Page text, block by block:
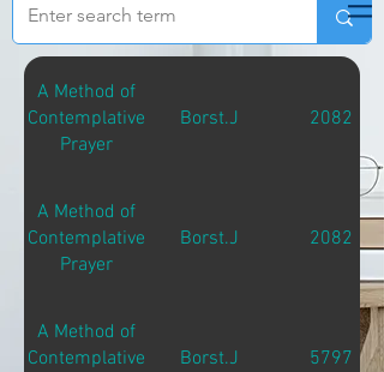
A Method of
Contemplative
Prayer
Borst.J 2082
A Method of
Contemplative
Prayer
Borst.J 2082
A Method of
Contemplative
Borst.J 5797